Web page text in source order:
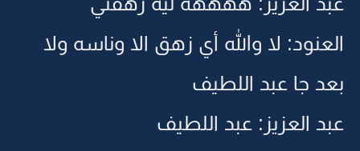
العنود: لا والله أي زهق الا وناسه ولا
بعد جا عبد اللطيف
عبد العزيز: عبد اللطيف